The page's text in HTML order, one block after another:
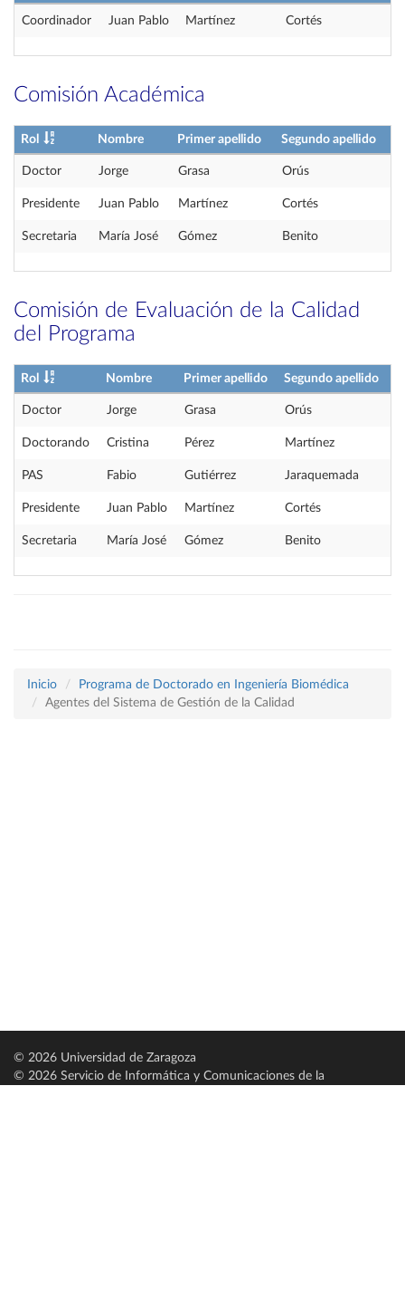
Coordinador Juan Pablo Martínez Cortés
Comisión Académica
Rol Nombre Primer apellido Segundo apellido
Doctor Jorge Grasa Orús
Presidente Juan Pablo Martínez Cortés
Secretaria María José Gómez Benito
Comisión de Evaluación de la Calidad
del Programa
Rol Nombre Primer apellido Segundo apellido
Doctor Jorge Grasa Orús
Doctorando Cristina Pérez Martínez
PAS Fabio Gutiérrez Jaraquemada
Presidente Juan Pablo Martínez Cortés
Secretaria María José Gómez Benito
Inicio
Programa de Doctorado en Ingeniería Biomédica
Agentes del Sistema de Gestión de la Calidad
© 2026 Universidad de Zaragoza
© 2026 Servicio de Informática y Comunicaciones de la